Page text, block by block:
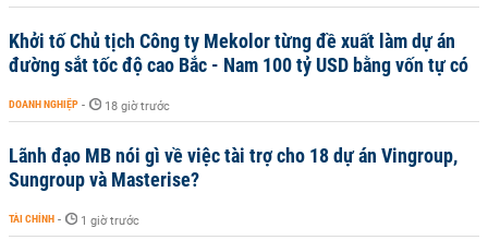
Khởi tố Chủ tịch Công ty Mekolor từng đề xuất làm dự án
đường sắt tốc độ cao Bắc - Nam 100 tỷ USD bằng vốn tự có
DOANH NGHIỆP - 18 giờ trước
Lãnh đạo MB nói gì về việc tài trợ cho 18 dự án Vingroup,
Sungroup và Masterise?
TÀI CHÍNH - 1 giờ trước